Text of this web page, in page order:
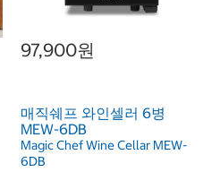
97,900원
매직쉐프 와인셀러 6병
MEW-6DB
Magic Chef Wine Cellar MEW-
6DB